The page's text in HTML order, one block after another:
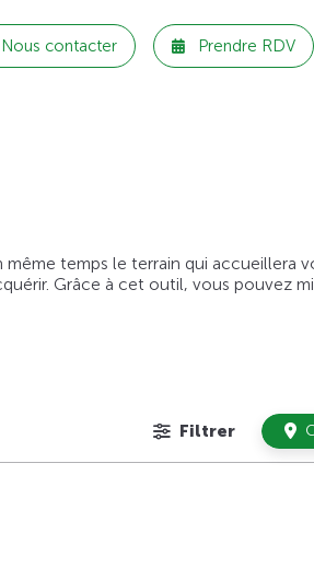
Nous contacter Prendre RDV
temps le terrain qui accueillera
Grâce à cet outil, vous pouvez
Filtrer